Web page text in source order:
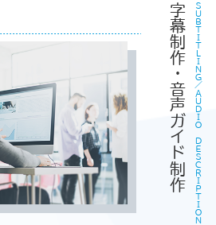
ＳＵＢＴＩＴＬＩＮＧ／ＡＵＤＩＯ ＤＥＳＣＲＩＰＴＩＯＮ
字幕制作・音声ガイド制作